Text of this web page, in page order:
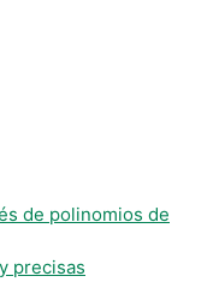
de polinomios de
precisas